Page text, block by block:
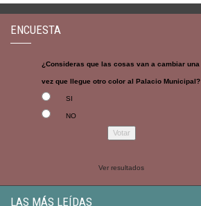
ENCUESTA
¿Consideras que las cosas van a cambiar una
vez que llegue otro color al Palacio Municipal?
SI
NO
Ver resultados
LAS MÁS LEÍDAS